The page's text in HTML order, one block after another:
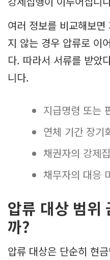
여러 정보를 비교해보
지 않는 경우 압류로 이
다. 따라서 서류를 받았
니다.
지급명령 또는
연체 기간 장기
채권자의 강제
채무자의 대응
압류 대상 범위
까?
압류 대상은 단순히 현